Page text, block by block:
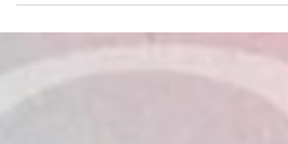
展示出來，因此去欣賞楊凡導演的電影絕對
以用「目不暇給、美不勝收」八個字去形容
廣大戲迷必定記得於1988年由楊凡導演自
自導，花生映社有限公司攝製的《...